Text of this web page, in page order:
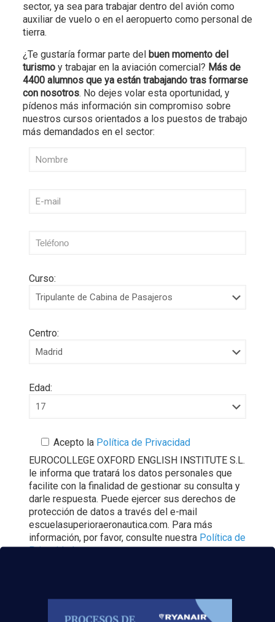
sector, ya sea para trabajar dentro del avión como
auxiliar de vuelo o en el aeropuerto como personal de
tierra.
¿Te gustaría formar parte del
buen momento del
turismoy trabajar en la aviación comercial? Más de
4400 alumnos que ya están trabajando tras formarse
con nosotros. No dejes volar esta oportunidad, y
pídenos más información sin compromiso sobre
nuestros cursos orientados a los puestos de trabajo
más demandados en el sector:
Curso:
Centro:
Edad:
Acepto laPolítica de Privacidad
EUROCOLLEGE OXFORD ENGLISH INSTITUTE S.L.
le informa que tratará los datos personales que
facilite con la finalidad de gestionar su consulta y
darle respuesta. Puede ejercer sus derechos de
protección de datos a través del e-mail
escuelasuperioraeronautica.com. Para más
información, por favor, consulte nuestra Política de
Privacidad.